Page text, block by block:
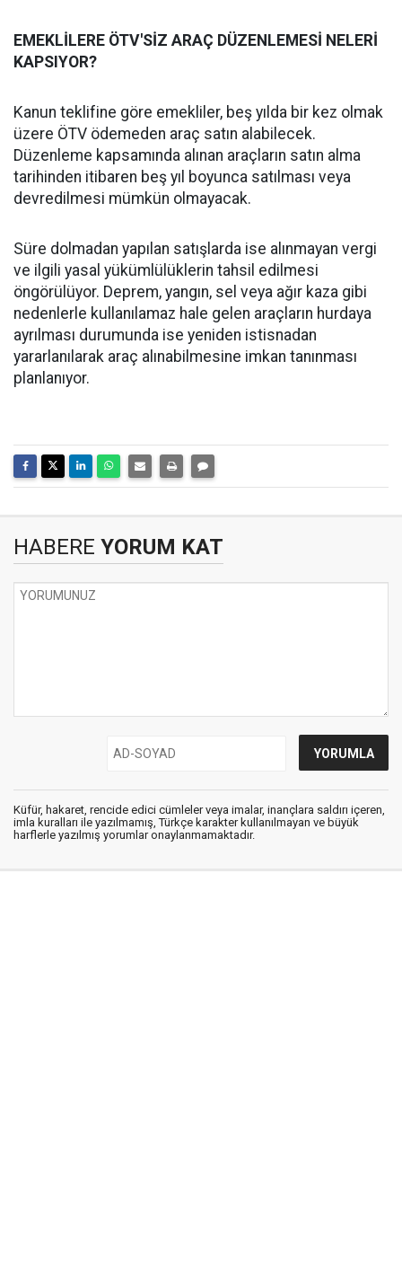
EMEKLİLERE ÖTV'SİZ ARAÇ DÜZENLEMESİ NELERİ
KAPSIYOR?
Kanun teklifine göre emekliler, beş yılda bir kez olmak
üzere ÖTV ödemeden araç satın alabilecek.
Düzenleme kapsamında alınan araçların satın alma
tarihinden itibaren beş yıl boyunca satılması veya
devredilmesi mümkün olmayacak.
Süre dolmadan yapılan satışlarda ise alınmayan vergi
ve ilgili yasal yükümlülüklerin tahsil edilmesi
öngörülüyor. Deprem, yangın, sel veya ağır kaza gibi
nedenlerle kullanılamaz hale gelen araçların hurdaya
ayrılması durumunda ise yeniden istisnadan
yararlanılarak araç alınabilmesine imkan tanınması
planlanıyor.
HABERE YORUM KAT
Küfür, hakaret, rencide edici cümleler veya imalar, inançlara saldırı içeren,
imla kuralları ile yazılmamış, Türkçe karakter kullanılmayan ve büyük
harflerle yazılmış yorumlar onaylanmamaktadır.